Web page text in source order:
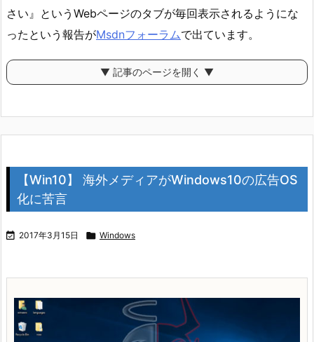
さい』というWebページのタブが毎回表示されるようにな
ったという報告がMsdnフォーラムで出ています。
▼ 記事のページを開く ▼
【Win10】 海外メディアがWindows10の広告OS
化に苦言
 2017年3月15日  Windows